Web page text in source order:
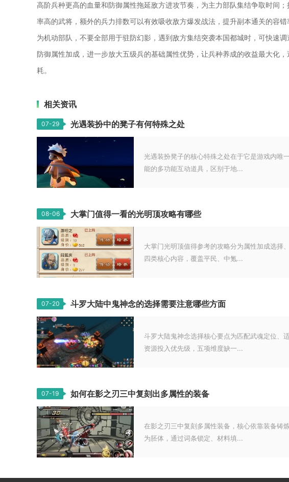
高阶兵种更高的血量和防御属性拖延敌方进攻节奏，为主力部队集结争取时间
率高的武将，额外的兵力排数可以有效吸收敌方爆发战法，提升副本通关的容
为机动部队，不要全部用于驻防幻影，遇到敌方集结突袭本国都城时，可快速
防御属性加成，进一步放大五级兵的基础属性优势，让兵种养成的收益最大化
耗。
相关资讯
07-29 光遇装扮中的凳子有何特殊之处
光遇装扮凳子的核心特殊之处在于它是游戏内唯
能的多功能互动道具，区别于地...
08-06 大掌门值得一看的光明顶攻略有哪些
大掌门光明顶值得参考的攻略分为属性加成选择
四类核心内容，覆盖平民、中氪...
07-20 斗罗大陆中鬼神念的选择需要注意哪些方面
斗罗大陆鬼神念选择核心要点为匹配武魂定位、
资源投入优先级，五项维度缺一...
07-19 如何在影之刃三中复刻出多属性的装备
在影之刃三中复刻多属性装备，核心依靠装备铸
为胚体，通过词条锁定、材料填...